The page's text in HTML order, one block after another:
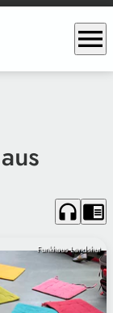
menu
headphones chrome_reader_mode
Funkhaus Landshut